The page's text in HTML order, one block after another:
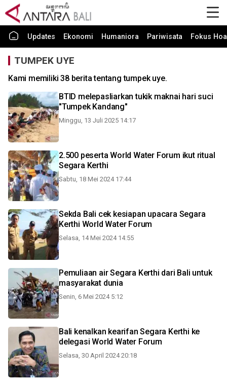
Updates Ekonomi Humaniora Pariwisata Fokus
TUMPEK UYE
Kami memiliki 38 berita tentang tumpek uye.
BTID melepasliarkan tukik maknai hari suci
"Tumpek Kandang"
Minggu, 13 Juli 2025 14:17
2.500 peserta World Water Forum ikut ritual
Segara Kerthi
Sabtu, 18 Mei 2024 17:44
Sekda Bali cek kesiapan upacara Segara
Kerthi World Water Forum
Selasa, 14 Mei 2024 14:55
Pemuliaan air Segara Kerthi dari Bali untuk
masyarakat dunia
Senin, 6 Mei 2024 5:12
Bali kenalkan kearifan Segara Kerthi ke
delegasi World Water Forum
Selasa, 30 April 2024 20:18